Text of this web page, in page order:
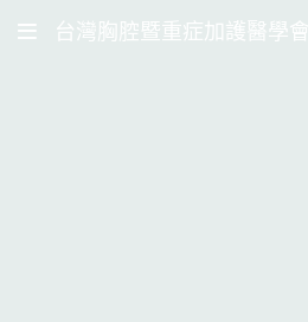
台灣胸腔暨重症加護醫學會